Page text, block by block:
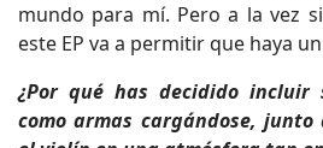
mundo para mí. Pero a la vez
este EP va a permitir que haya
¿Por qué has decidido incluir
como armas cargándose,